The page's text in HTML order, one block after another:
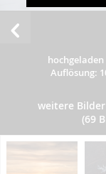
hochgeladen
Auflösung:
weitere
(69